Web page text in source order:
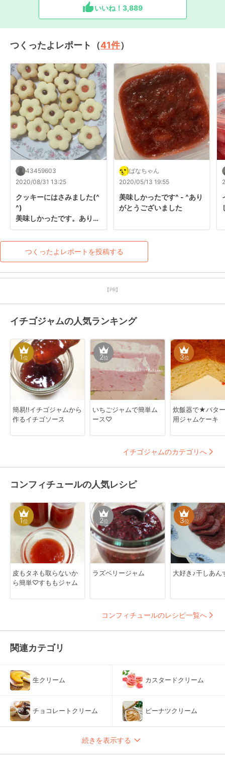
いいね！ 3,889
つくったよレポート（41件）
43459603
2020/08/31 13:25
クッキーにはさみました(^
^)
美味しかったです。ありが
ばなちゃん
2020/05/13 19:55
美味しかったです^ - ^あり
がとうございました
つくったよレポートを投稿する
【PR】
イチゴジャムの人気ランキング
1位
簡易!!イチゴジャムから
作るイチゴソース
2位
いちごジャムで簡単ム
ース♡
3位
炊飯器で★バタ
用ジャムケーキ
イチゴジャムのカテゴリへ
コンフィチュールの人気レシピ
1位
皮もタネも取らないか
ら簡単♡すももジャム
2位
ラズベリージャム
3位
大好き♪干しあん
コンフィチュールのレシピ一覧へ
関連カテゴリ
生クリーム カスタードクリーム
チョコレートクリーム ピーナツクリーム
続きを表示する